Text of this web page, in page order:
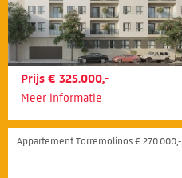
Prijs € 325.000,-
Meer informatie
Appartement Torremolinos € 270.000,-